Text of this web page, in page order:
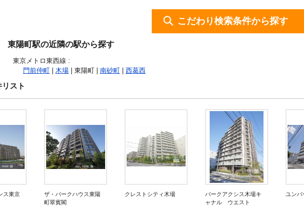
こだわり検索条件から探す
東陽町駅の近隣の駅から探す
東京メトロ東西線 :
門前仲町
木場 | 東陽町 | 南砂町 西葛西
スト
ス東京
ザ・パークハウス東陽
町翠賓閣
クレストシティ木場
パークアクシス木場キ
ャナル ウエスト
ユン